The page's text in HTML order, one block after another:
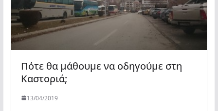
Πότε θα μάθουμε να οδηγούμε στη
Καστοριά;
13/04/2019